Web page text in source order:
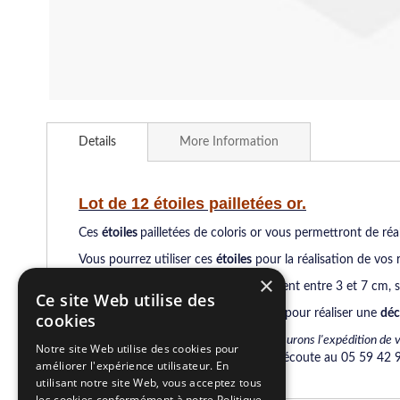
to
gallery
Details
Lot de 12 étoiles pailletées or.
Ces étoiles pailletées de coloris or vous permettront de
Vous pourrez utiliser ces étoiles pour la réalisation de vos
mesurent entre 3 et 7 cm,
pour réaliser une
Tous nos produits sont en stock, nous assurons l'expédition de
Une équipe de conseillers est à votre écoute au 05 59 42
More Information
×
Ce site Web utilise des
cookies
Notre site Web utilise des cookies pour
améliorer l'expérience utilisateur. En
utilisant notre site Web, vous acceptez tous